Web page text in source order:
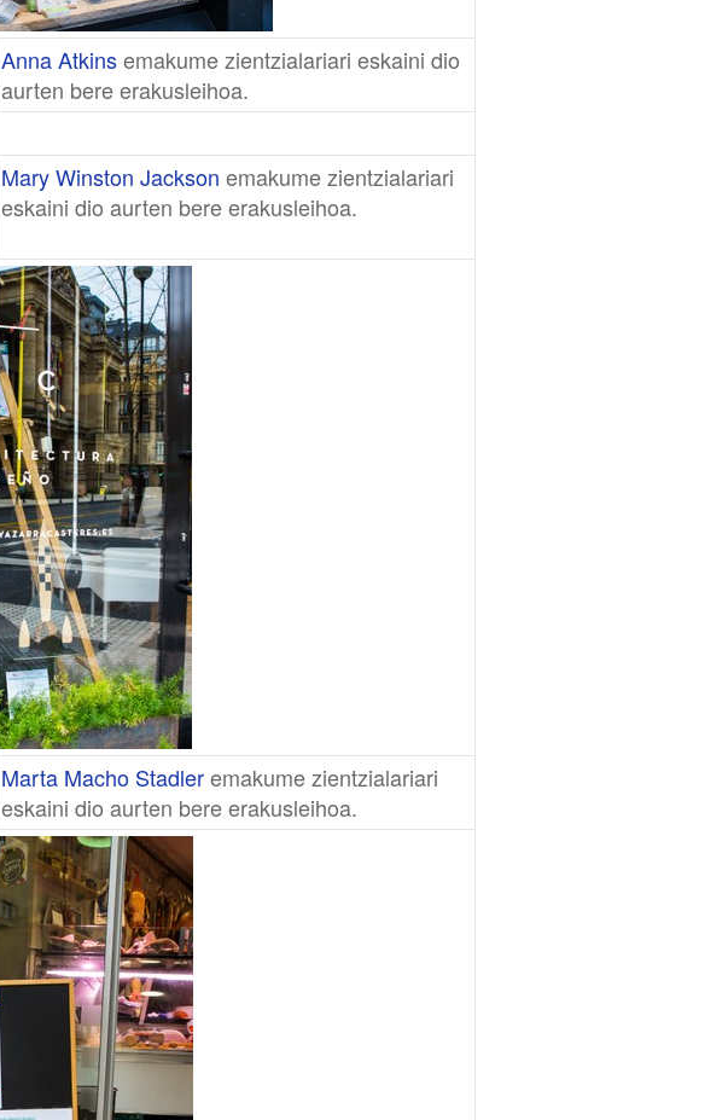
Anna Atkinsemakume zientzialariari eskaini dio
aurten bere erakusleihoa.
Mary Winston Jackson emakume zientzialariari
eskaini dio aurten bere erakusleihoa.
Marta Macho Stadleremakume zientzialariari
eskaini dio aurten bere erakusleihoa.